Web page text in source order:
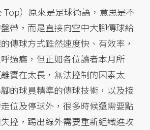
Top）原來是足球術語，意思是不
帶，而是直接向空中大腳傳球給
傳球方式雖然速度快、有效率，
過癮，但正如各位讀者本月所
實在太長，無法控制的因素太
的球員精準的傳球技術，以及接
位及停球外，很多時候還需要點
控，踢出線外需要重新組織進攻